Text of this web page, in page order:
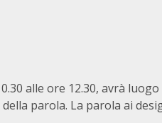
alle ore 12.30, avrà
parola. La parola ai